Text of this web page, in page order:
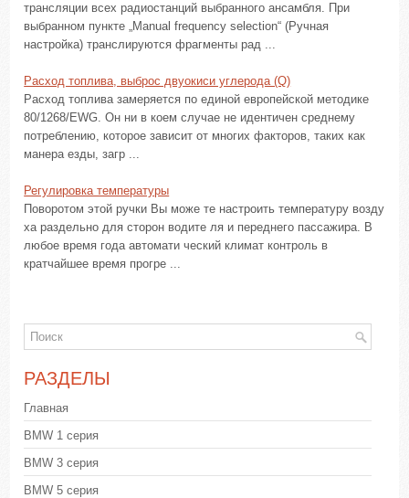
трансляции всех радиостанций выбранного ансамбля. При
выбранном пункте „Manual frequency selection“ (Ручная
настройка) транслируются фрагменты рад ...
Расход топлива, выброс двуокиси углерода (Q)
Расход топлива замеряется по единой европейской методике
80/1268/EWG. Он ни в коем случае не идентичен среднему
потреблению, которое зависит от многих факторов, таких как
манера езды, загр ...
Регулировка температуры
Поворотом этой ручки Вы може те настроить температуру возду
ха раздельно для сторон водите ля и переднего пассажира. В
любое время года автомати ческий климат контроль в
кратчайшее время прогре ...
РАЗДЕЛЫ
Главная
BMW 1 серия
BMW 3 серия
BMW 5 серия